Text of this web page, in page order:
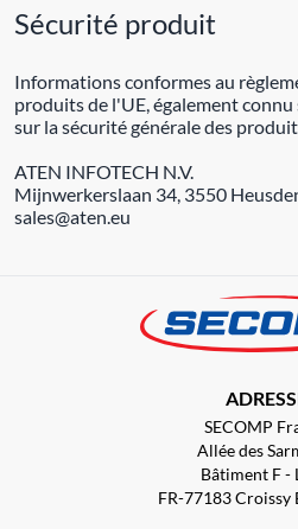
Sécurité produit
Informations conformes au
produits de l'UE, également
sur la sécurité générale des
ATEN INFOTECH N.V.
Mijnwerkerslaan 34, 3550
sales@aten.eu
SECOMP
Allée des
Bâtiment F -
FR-77183 Croissy